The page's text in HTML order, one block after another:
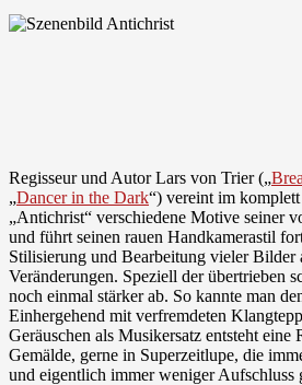
Regisseur und Autor Lars von Trier („
„Dancer in the Dark“) vereint im
„Antichrist“ verschiedene Motive seiner
und führt seinen rauen Handkamerastil
Stilisierung und Bearbeitung vieler Bilder
Veränderungen. Speziell der übertrieben
noch einmal stärker ab. So kannte man
Einhergehend mit verfremdeten
Geräuschen als Musikersatz entsteht eine
Gemälde, gerne in Superzeitlupe, die
und eigentlich immer weniger Aufschluss